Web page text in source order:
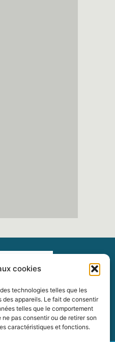
cookies
technologies telles que les
appareils. Le fait de consentir
telles que le comportement
pas consentir ou de retirer son
caractéristiques et fonctions.